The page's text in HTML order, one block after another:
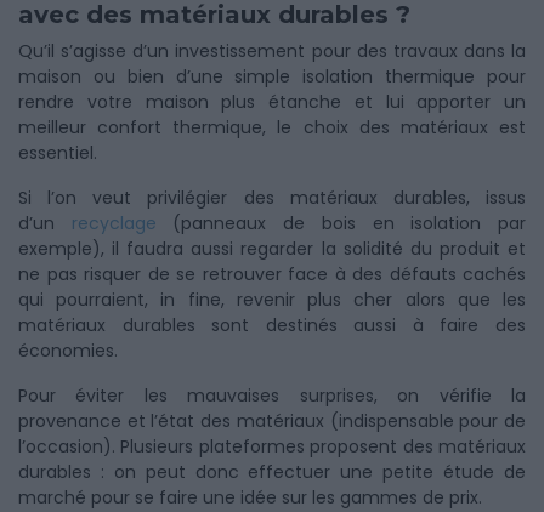
avec des matériaux durables ?
Qu’il s’agisse d’un investissement pour des travaux dans la
maison ou bien d’une simple isolation thermique pour
rendre votre maison plus étanche et lui apporter un
meilleur confort thermique, le choix des matériaux est
essentiel.
Si l’on veut privilégier des matériaux durables, issus
d’un recyclage (panneaux de bois en isolation par
exemple), il faudra aussi regarder la solidité du produit et
ne pas risquer de se retrouver face à des défauts cachés
qui pourraient, in fine, revenir plus cher alors que les
matériaux durables sont destinés aussi à faire des
économies.
Pour éviter les mauvaises surprises, on vérifie la
provenance et l’état des matériaux (indispensable pour de
l’occasion). Plusieurs plateformes proposent des matériaux
durables : on peut donc effectuer une petite étude de
marché pour se faire une idée sur les gammes de prix.